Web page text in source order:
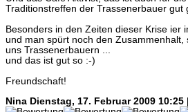
Traditionstreffen der Trassenerbauer gut
Besonders in den Zeiten dieser Krise ier
und man spürt noch den
uns Trassenerbauern ...
und das ist gut so :-)
Freundschaft!
Nina Dienstag, 17. Februar 2009 10:25